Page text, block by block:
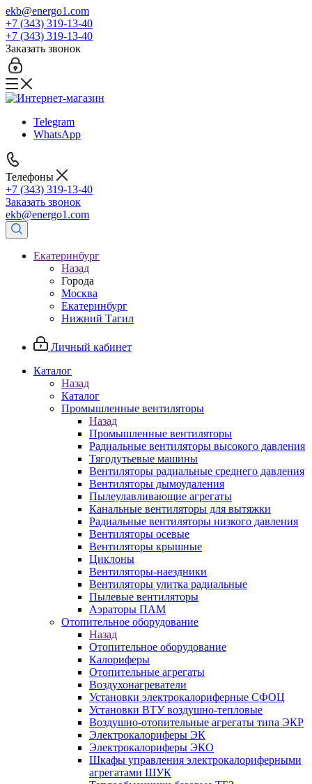
ekb@energo1.com
+7 (343) 319-13-40
+7 (343) 319-13-40
Заказать звонок
Telegram
WhatsApp
Телефоны
+7 (343) 319-13-40
Заказать звонок
ekb@energo1.com
Екатеринбург
Назад
Города
Москва
Екатеринбург
Нижний Тагил
Личный кабинет
Каталог
Назад
Каталог
Промышленные вентиляторы
Назад
Промышленные вентиляторы
Радиальные вентиляторы высокого давления
Тягодутьевые машины
Вентиляторы радиальные среднего давления
Вентиляторы дымоудаления
Пылеулавливающие агрегаты
Канальные вентиляторы для вытяжки
Радиальные вентиляторы низкого давления
Вентиляторы осевые
Вентиляторы крышные
Циклоны
Вентиляторы-наездники
Вентиляторы улитка радиальные
Пылевые вентиляторы
Аэраторы ПАМ
Отопительное оборудование
Назад
Отопительное оборудование
Калориферы
Отопительные агрегаты
Воздухонагреватели
Установки электрокалориферные СФОЦ
Установки ВТУ воздушно-тепловые
Воздушно-отопительные агрегаты типа ЭКР
Электрокалориферы ЭК
Электрокалориферы ЭКО
Шкафы управления электрокалориферными
агрегатами ШУК